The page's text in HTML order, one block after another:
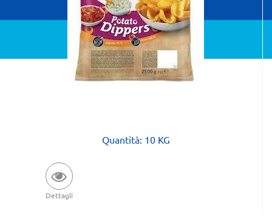
Quantità: 10 KG
Dettagli
Powered byPassepartout